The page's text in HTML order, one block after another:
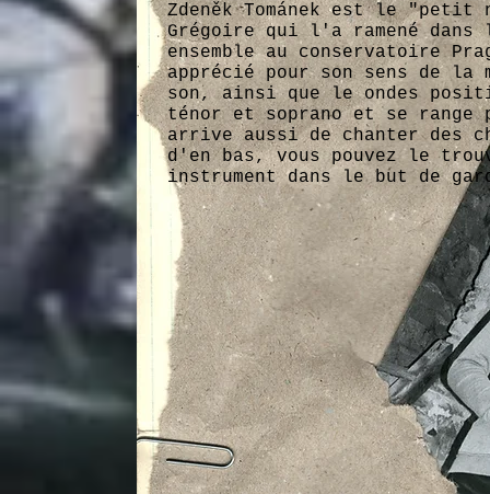
Zdeněk Tománek est le "petit
Grégoire qui l'a ramené
ensemble au conservatoire
apprécié pour son sens de
son, ainsi que le ondes
ténor et soprano et se
arrive aussi de chanter des
d'en bas, vous pouvez le
instrument dans le but de